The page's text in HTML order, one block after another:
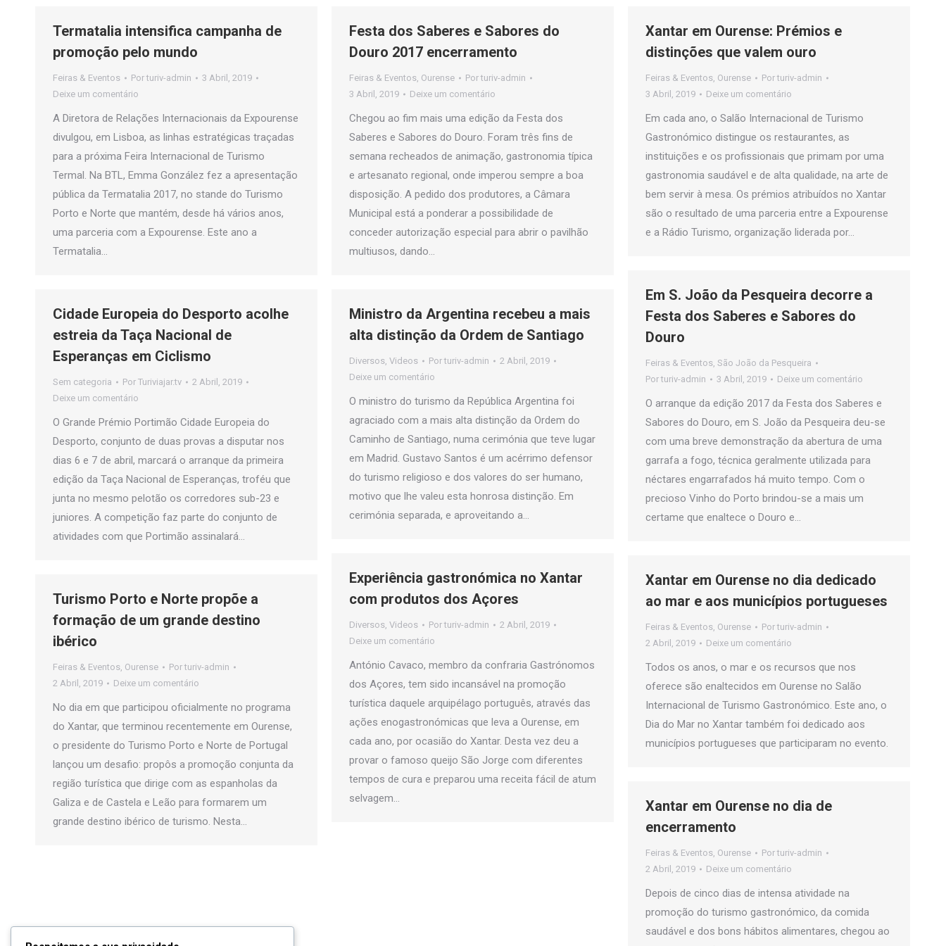
Termatalia intensifica campanha de
promoção pelo mundo
Feiras & Eventos Porturiv-admin
3 Abril, 2019
Deixe um comentário
A Diretora de Relações Internacionais da Expourense
divulgou, em Lisboa, as linhas estratégicas traçadas
para a próxima Feira Internacional de Turismo
Termal. Na BTL, Emma González fez a apresentação
pública da Termatalia 2017, no stande do Turismo
Porto e Norte que mantém, desde há vários anos,
uma parceria com a Expourense. Este ano a
Termatalia…
Festa dos Saberes e Sabores do
Douro 2017 encerramento
Feiras & Eventos, Ourense Porturiv-admin
3 Abril, 2019
Deixe um comentário
Chegou ao fim mais uma edição da Festa dos
Saberes e Sabores do Douro. Foram três fins de
semana recheados de animação, gastronomia típica
e artesanato regional, onde imperou sempre a boa
disposição. A pedido dos produtores, a Câmara
Municipal está a ponderar a possibilidade de
conceder autorização especial para abrir o pavilhão
multiusos, dando…
Xantar em Ourense: Prémios e
distinções que valem ouro
Feiras & Eventos, Ourense Porturiv-admin
3 Abril, 2019
Deixe um comentário
Em cada ano, o Salão Internacional de Turismo
Gastronómico distingue os restaurantes, as
instituições e os profissionais que primam por uma
gastronomia saudável e de alta qualidade, na arte de
bem servir à mesa. Os prémios atribuídos no Xantar
são o resultado de uma parceria entre a Expourense
e a Rádio Turismo, organização liderada por…
Em S. João da Pesqueira decorre a
Festa dos Saberes e Sabores do
Douro
Feiras & Eventos, São João da Pesqueira
Porturiv-admin 3 Abril, 2019 Deixe um comentário
O arranque da edição 2017 da Festa dos Saberes e
Sabores do Douro, em S. João da Pesqueira deu-se
com uma breve demonstração da abertura de uma
garrafa a fogo, técnica geralmente utilizada para
néctares engarrafados há muito tempo. Com o
precioso Vinho do Porto brindou-se a mais um
certame que enaltece o Douro e…
Cidade Europeia do Desporto acolhe
estreia da Taça Nacional de
Esperanças em Ciclismo
Sem categoria Por Turiviajar.tv
2 Abril, 2019
Deixe um comentário
O Grande Prémio Portimão Cidade Europeia do
Desporto, conjunto de duas provas a disputar nos
dias 6 e 7 de abril, marcará o arranque da primeira
edição da Taça Nacional de Esperanças, troféu que
junta no mesmo pelotão os corredores sub-23 e
juniores. A competição faz parte do conjunto de
atividades com que Portimão assinalará…
Ministro da Argentina recebeu a mais
alta distinção da Ordem de Santiago
Diversos, Videos Porturiv-admin
2 Abril, 2019
Deixe um comentário
O ministro do turismo da República Argentina foi
agraciado com a mais alta distinção da Ordem do
Caminho de Santiago, numa cerimónia que teve lugar
em Madrid. Gustavo Santos é um acérrimo defensor
do turismo religioso e dos valores do ser humano,
motivo que lhe valeu esta honrosa distinção. Em
cerimónia separada, e aproveitando a…
Experiência gastronómica no Xantar
com produtos dos Açores
Diversos, Videos Porturiv-admin
2 Abril, 2019
Deixe um comentário
António Cavaco, membro da confraria Gastrónomos
dos Açores, tem sido incansável na promoção
turística daquele arquipélago português, através das
ações enogastronómicas que leva a Ourense, em
cada ano, por ocasião do Xantar. Desta vez deu a
provar o famoso queijo São Jorge com diferentes
tempos de cura e preparou uma receita fácil de atum
selvagem…
Xantar em Ourense no dia dedicado
ao mar e aos municípios portugueses
Feiras & Eventos, Ourense Porturiv-admin
2 Abril, 2019
Deixe um comentário
Todos os anos, o mar e os recursos que nos
oferece são enaltecidos em Ourense no Salão
Internacional de Turismo Gastronómico. Este ano, o
Dia do Mar no Xantar também foi dedicado aos
municípios portugueses que participaram no evento.
Turismo Porto e Norte propõe a
formação de um grande destino
ibérico
Feiras & Eventos, Ourense Porturiv-admin
2 Abril, 2019
Deixe um comentário
No dia em que participou oficialmente no programa
do Xantar, que terminou recentemente em Ourense,
o presidente do Turismo Porto e Norte de Portugal
lançou um desafio: propôs a promoção conjunta da
região turística que dirige com as espanholas da
Galiza e de Castela e Leão para formarem um
grande destino ibérico de turismo. Nesta…
Xantar em Ourense no dia de
encerramento
Feiras & Eventos, Ourense Porturiv-admin
2 Abril, 2019
Deixe um comentário
Depois de cinco dias de intensa atividade na
promoção do turismo gastronómico, da comida
saudável e dos bons hábitos alimentares, chegou ao